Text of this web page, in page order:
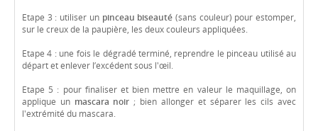
Etape 3 : utiliser un pinceau biseauté (sans couleur) pour estomper,
sur le creux de la paupière, les deux couleurs appliquées.
Etape 4 : une fois le dégradé terminé, reprendre le pinceau utilisé au
départ et enlever l’excédent sous l'œil.
Etape 5 : pour finaliser et bien mettre en valeur le maquillage, on
applique un mascara noir ; bien allonger et séparer les cils avec
l'extrémité du mascara.